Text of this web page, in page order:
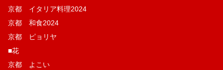
京都 イタリア料理2024
京都 和食2024
京都 ピョリヤ
■花
京都 よこい